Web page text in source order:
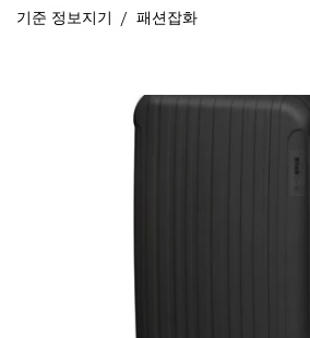
기준 정보지기 패션잡화